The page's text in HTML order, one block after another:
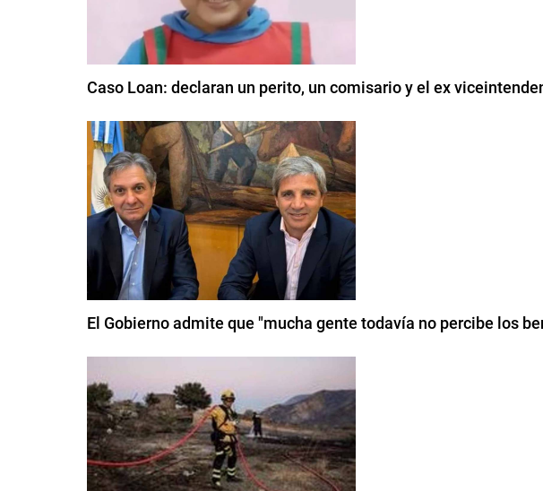
Caso Loan: declaran un perito, un comisario y el ex
El Gobierno admite que "mucha gente todavía no percibe los